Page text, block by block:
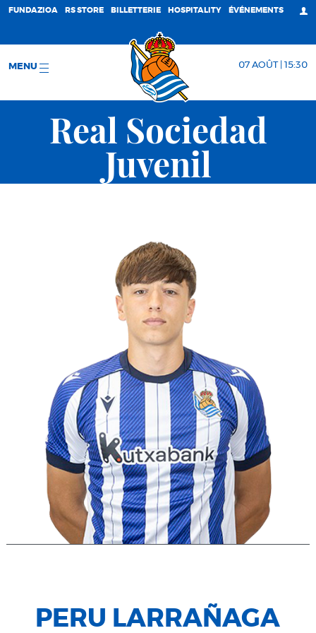
FUNDAZIOA RS STORE BILLETTERIE HOSPITALITY ÉVÉNEMENTS
MENU 07 AOÛT | 15:30
Real Sociedad
Juvenil
PERU LARRAÑAGA